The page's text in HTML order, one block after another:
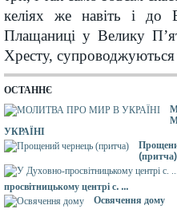
келіях же навіть і до
Плащаниці у Велику
Хресту,
ОСТАННЄ
УКРАЇНІ
(притча)
просвітницькому центрі с. ...
Освячення дому